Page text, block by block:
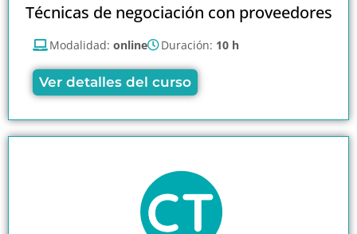
Técnicas de negociación con proveedores
Modalidad: online Duración: 10 h
Ver detalles del curso